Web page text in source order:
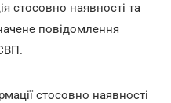
стосовно наявності та
повідомлення
стосовно наявності